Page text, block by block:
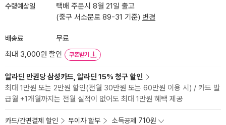
수령예상일
택배 주문시 8월 21일 출고
(중구 서소문로 89-31 기준) 변경
배송료
무료
최대 3,000원 할인
쿠폰받기
알라딘 만권당 삼성카드, 알라딘 15% 청구 할인
최대 1만원 또는 2만원 할인(전월 30만원 또는 60만원 이용 시) / 카드 발
급월 +1개월까지는 전월 실적이 없어도 최대 1만원 혜택 제공
카드/간편결제 할인 무이자 할부 소득공제 710원